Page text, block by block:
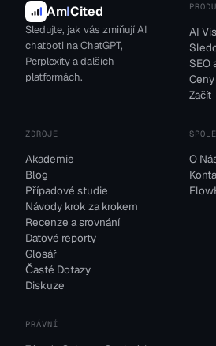
AmICited
Sledujte, jak vás zmiňují AI
chatboti na ChatGPT,
Perplexity a dalších
platformách.
AI
SEO
Ceny
Začít
ZDROJE
Akademie
Blog
Případové studie
Návody krok za krokem
Recenze a srovnání
Datové reporty
Glosář
Časté Dotazy
Diskuze
O
PRÁVNÍ